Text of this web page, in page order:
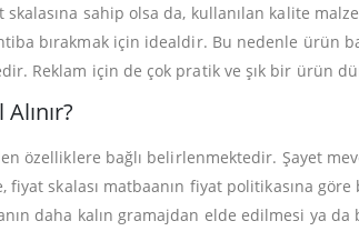
sahip olsa da, kullanılan kalite
bırakmak için idealdir. Bu nedenle ürün
Reklam için de çok pratik ve şık bir ürün
özelliklere bağlı belirlenmektedir. Şayet
skalası matbaanın fiyat politikasına
daha kalın gramajdan elde edilmesi ya da